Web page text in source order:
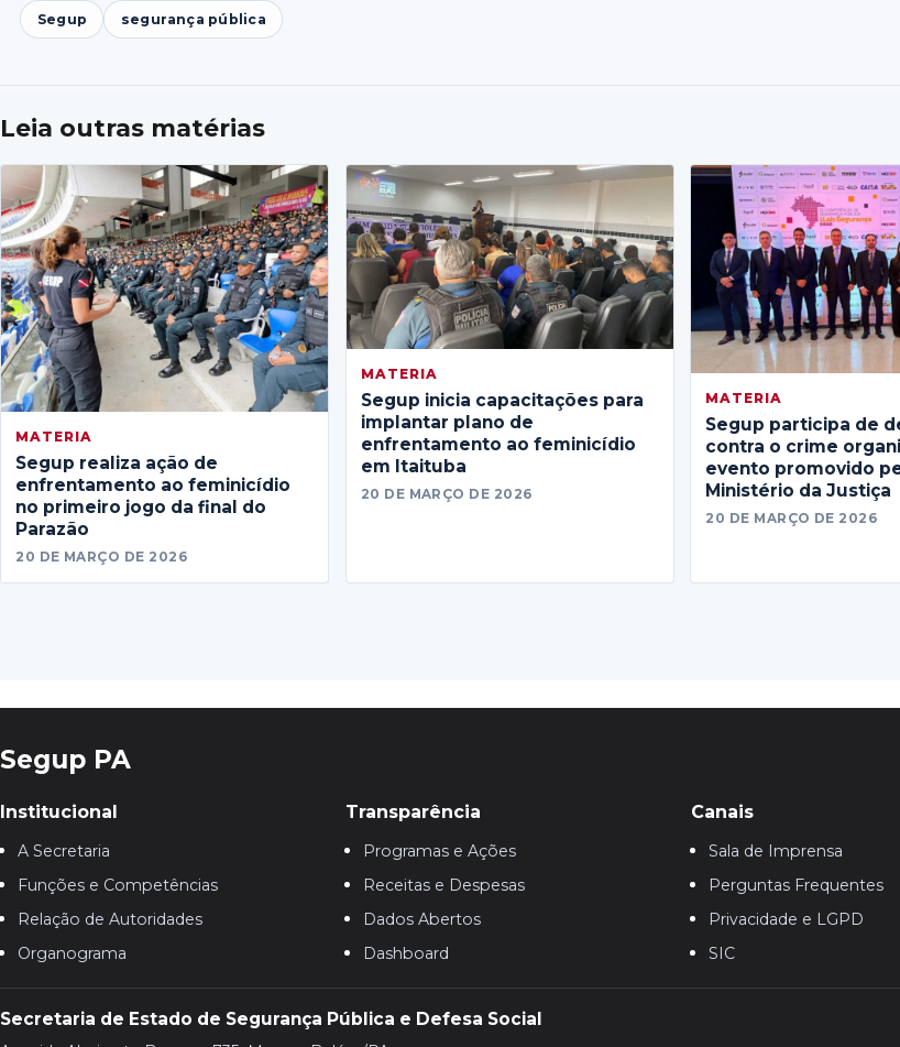
Segup segurança pública
Leia outras matérias
MATERIA
Segup realiza ação de
enfrentamento ao feminicídio
no primeiro jogo da final do
Parazão
20 DE MARÇO DE 2026
MATERIA
Segup inicia capacitações para
implantar plano de
enfrentamento ao feminicídio
em Itaituba
20 DE MARÇO DE 2026
MATERIA
Segup participa de
contra o crime
evento promovido
Ministério da Justiça
20 DE MARÇO DE 2026
Segup PA
Institucional
A Secretaria
Funções e Competências
Relação de Autoridades
Organograma
Transparência
Programas e Ações
Receitas e Despesas
Dados Abertos
Dashboard
Canais
Sala de Imprensa
Perguntas Frequentes
Privacidade e LGPD
SIC
Secretaria de Estado de Segurança Pública e Defesa Social